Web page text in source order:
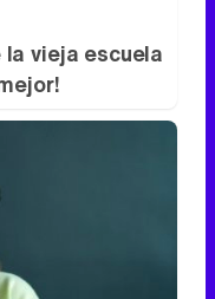
la vieja escuela